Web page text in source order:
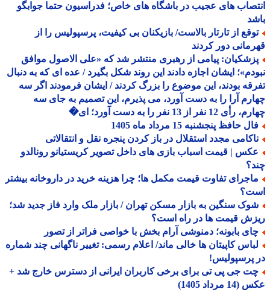
های عجیب در باشگاه های خاص؛ فدراسیون حتما جوابگو
از تارتار بالاست/ بازیکنان بی کیفیت، پرسپولیس را از
دور کردند
پیامی از رهبری منتشر شد که «علی الاصول موافق
ایشان اجازه دادند این روند شکل بگیرد / عده ای که به دنبال
بودند، این موضوع را بزرگ کردند / ایشان فرمودند اگر سه
آرا را به دست آورد، می پذیرم، این تصمیم به جای سه
نفر از 13 نفر را به دست آورد؛ ای�
حافظ پنجشنبه 15 مرداد ماه 1405
مجدد استقلال در باز کردن پنجره نقل و انتقالاتی
| قیمت اسباب بازی های داخل تصویر کریستیانو رونالدو
تفاوت قیمت مکمل ها؛ چرا هزینه خرید در داروخانه بیشتر
سنگین به بازار مسکن تهران / بازار ملک وارد فاز جدید شد؛
قیمت ها در راه است؟
بابونه؛ دمنوشی آرام بخش با خواصی فراتر از تصور
کاپیتان ها خالی ماند/ اعلام رسمی: تغییر ناگهانی چند شماره
پرسپولیس!
جی پی تی برای برخی کاربران ایرانی از دسترس خارج شد +
مرداد 1405)